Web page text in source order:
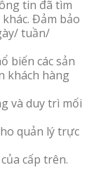
tin đã tìm
Đảm bảo
tuần/
biến các sản
khách hàng
và duy trì mối
quản lý trực
cấp trên.